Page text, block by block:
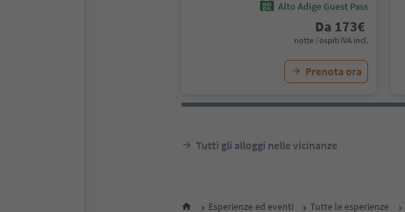
Alto Adige Guest Pass
Da 173€
notte / ospiti IVA incl.
Prenota ora
Tutti gli alloggi nelle vicinanze
Esperienze ed eventi Tutte le esperienze